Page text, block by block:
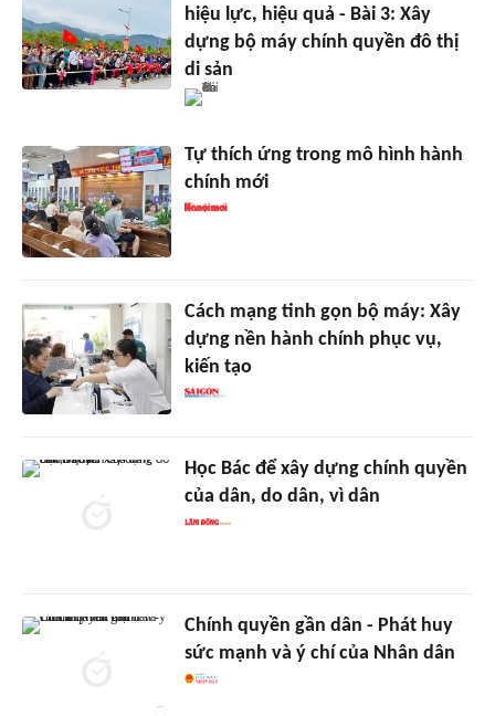
hiệu lực, hiệu quả - Bài 3: Xây
dựng bộ máy chính quyền đô thị
di sản
Tự thích ứng trong mô hình hành
chính mới
Cách mạng tinh gọn bộ máy: Xây
dựng nền hành chính phục vụ,
kiến tạo
Học Bác để xây dựng chính quyền
của dân, do dân, vì dân
Chính quyền gần dân - Phát huy
sức mạnh và ý chí của Nhân dân